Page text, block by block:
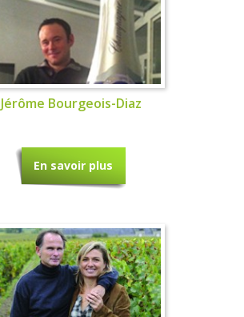
Jérôme Bourgeois-Diaz
En savoir plus